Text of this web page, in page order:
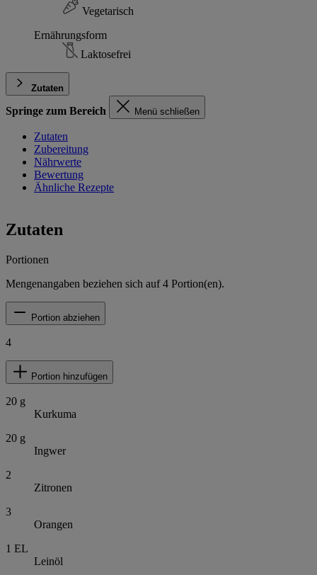
Vegetarisch
Ernährungsform
Laktosefrei
Zutaten
Springe zum Bereich Menü schließen
Zutaten
Zubereitung
Nährwerte
Bewertung
Ähnliche Rezepte
Zutaten
Portionen
Mengenangaben beziehen sich auf4 Portion(en).
Portion abziehen
4
Portion hinzufügen
20 g
Kurkuma
20 g
Ingwer
2
Zitronen
3
Orangen
1 EL
Leinöl